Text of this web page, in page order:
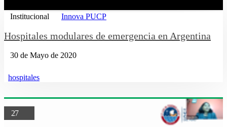
Institucional Innova PUCP
Hospitales modulares de emergencia en Argentina
30 de Mayo de 2020
hospitales
27